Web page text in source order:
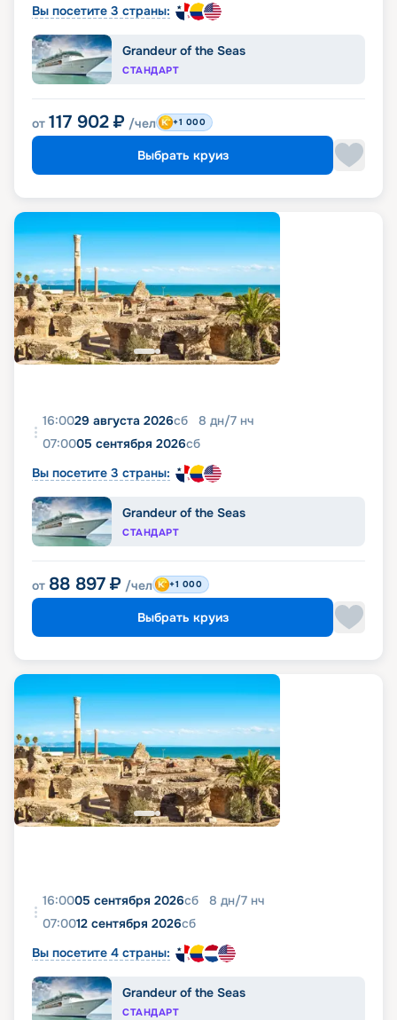
Вы посетите 3 страны:
Grandeur of the Seas
СТАНДАРТ
от 117 902 ₽ /чел +1 000
Выбрать круиз
16:0029 августа 2026сб 8 дн/7 нч
07:0005 сентября 2026сб
Вы посетите 3 страны:
Grandeur of the Seas
СТАНДАРТ
от 88 897 ₽ /чел +1 000
Выбрать круиз
16:0005 сентября 2026сб 8 дн/7 нч
07:0012 сентября 2026сб
Вы посетите 4 страны:
Grandeur of the Seas
СТАНДАРТ